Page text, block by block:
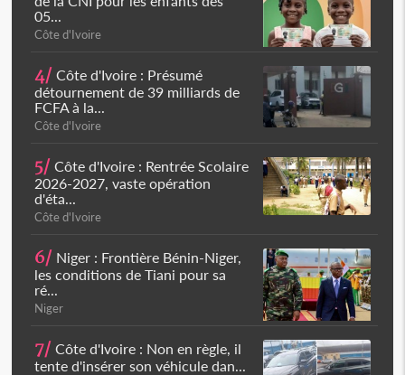
05...
Côte d'Ivoire
4/ Côte d'Ivoire : Présumé
détournement de 39 milliards de
FCFA à la...
Côte d'Ivoire
5/ Côte d'Ivoire : Rentrée Scolaire
2026-2027, vaste opération
d'éta...
Côte d'Ivoire
6/ Niger : Frontière Bénin-Niger,
les conditions de Tiani pour sa
ré...
Niger
7/ Côte d'Ivoire : Non en règle, il
tente d'insérer son véhicule dan...